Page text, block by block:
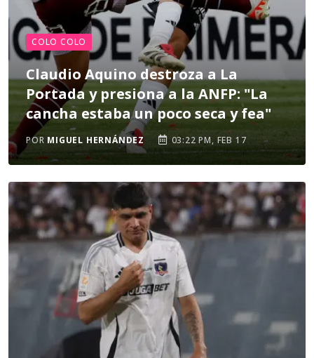
COLO COLO
Claudio Aquino destroza a La
Portada y presiona a la ANFP: "La
cancha estaba un poco seca y fea"
POR MIGUEL HERNÁNDEZ 03:22 PM, FEB 17